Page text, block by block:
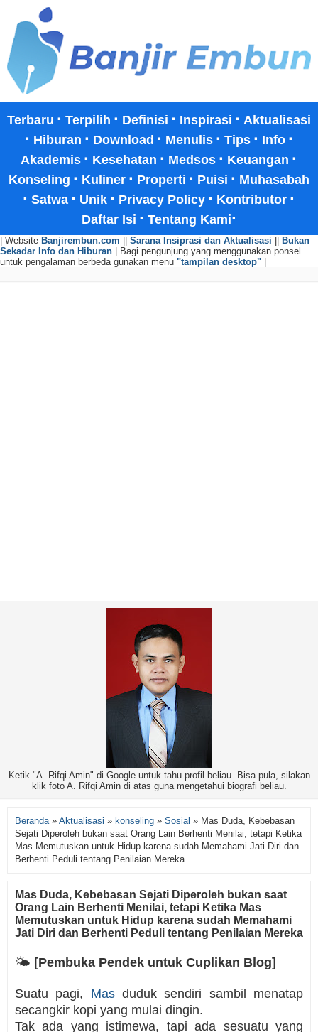
Terbaru · Terpilih · Definisi · Inspirasi · Aktualisasi
· Hiburan · Download · Menulis · Tips · Info ·
Akademis · Kesehatan · Medsos · Keuangan ·
Konseling · Kuliner · Properti · Puisi · Muhasabah
· Satwa · Unik · Privacy Policy · Kontributor ·
Daftar Isi · Tentang Kami·
| Website Banjirembun.com || Sarana Insiprasi dan Aktualisasi || Bukan
Sekadar Info dan Hiburan | Bagi pengunjung yang menggunakan ponsel
untuk pengalaman berbeda gunakan menu "tampilan desktop" |
Ketik "A. Rifqi Amin" di Google untuk tahu profil beliau. Bisa pula, silakan
klik foto A. Rifqi Amin di atas guna mengetahui biografi beliau.
Beranda » Aktualisasi » konseling » Sosial » Mas Duda, Kebebasan
Sejati Diperoleh bukan saat Orang Lain Berhenti Menilai, tetapi Ketika
Mas Memutuskan untuk Hidup karena sudah Memahami Jati Diri dan
Berhenti Peduli tentang Penilaian Mereka
Mas Duda, Kebebasan Sejati Diperoleh bukan saat
Orang Lain Berhenti Menilai, tetapi Ketika Mas
Memutuskan untuk Hidup karena sudah Memahami
Jati Diri dan Berhenti Peduli tentang Penilaian Mereka
🌤️ [Pembuka Pendek untuk Cuplikan Blog]
Suatu pagi, Masduduk sendiri sambil menatap
secangkir kopi yang mulai dingin.
Tak ada yang istimewa, tapi ada sesuatu yang